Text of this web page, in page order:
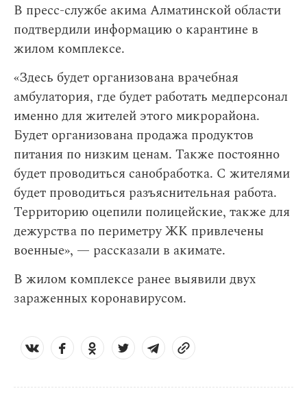
В пресс-службе акима Алматинской области
подтвердили информацию о карантине в
жилом комплексе.
«Здесь будет организована врачебная
амбулатория, где будет работать медперсонал
именно для жителей этого микрорайона.
Будет организована продажа продуктов
питания по низким ценам. Также постоянно
будет проводиться санобработка. С жителями
будет проводиться разъяснительная работа.
Территорию оцепили полицейские, также для
дежурства по периметру ЖК привлечены
военные», — рассказали в акимате.
В жилом комплексе ранее выявили двух
зараженных коронавирусом.